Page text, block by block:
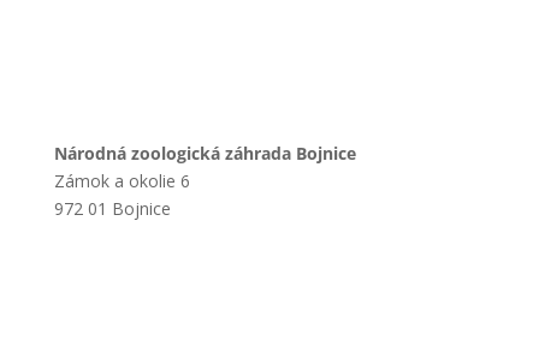
Národná zoologická záhrada Bojnice
Zámok a okolie 6
972 01 Bojnice